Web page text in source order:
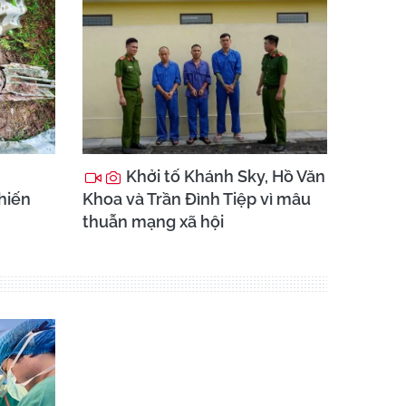
Khởi tố Khánh Sky, Hồ Văn
Khoa và Trần Đình Tiệp vì mâu
thuẫn mạng xã hội